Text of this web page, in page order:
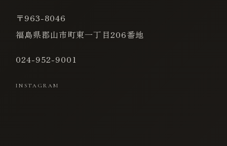
〒963-8046
福島県郡山市町東一丁目206番地
024-952-9001
INSTAGRAM